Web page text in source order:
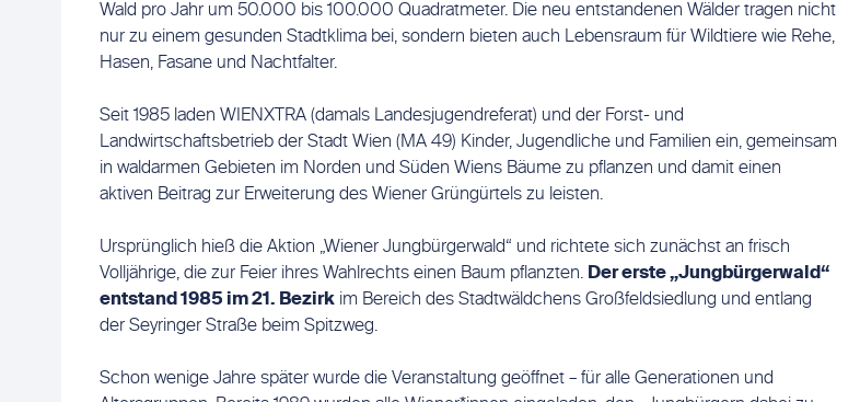
Wald pro Jahr um 50.000 bis 100.000 Quadratmeter. Die neu entstandenen Wälder tragen nicht
nur zu einem gesunden Stadtklima bei, sondern bieten auch Lebensraum für Wildtiere wie Rehe,
Hasen, Fasane und Nachtfalter.
Seit 1985 laden WIENXTRA (damals Landesjugendreferat) und der Forst- und
Landwirtschaftsbetrieb der Stadt Wien (MA 49) Kinder, Jugendliche und Familien ein, gemeinsam
in waldarmen Gebieten im Norden und Süden Wiens Bäume zu pflanzen und damit einen
aktiven Beitrag zur Erweiterung des Wiener Grüngürtels zu leisten.
Ursprünglich hieß die Aktion „Wiener Jungbürgerwald“ und richtete sich zunächst an frisch
Volljährige, die zur Feier ihres Wahlrechts einen Baum pflanzten. Der erste „Jungbürgerwald“
entstand 1985 im 21. Bezirk im Bereich des Stadtwäldchens Großfeldsiedlung und entlang
der Seyringer Straße beim Spitzweg.
Schon wenige Jahre später wurde die Veranstaltung geöffnet – für alle Generationen und